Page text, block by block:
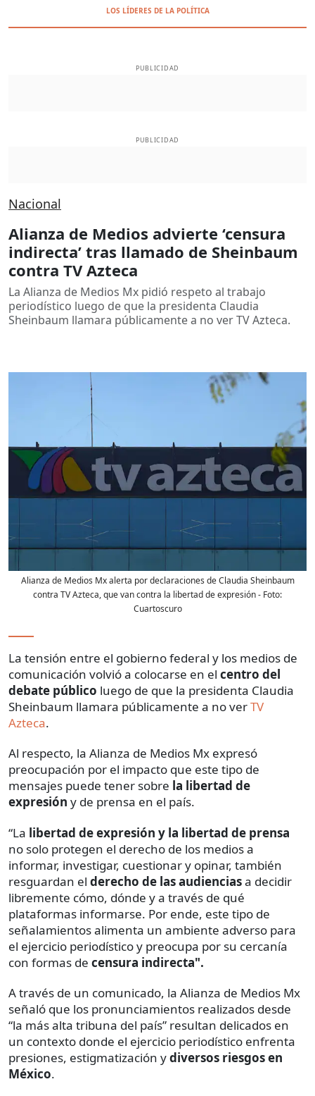
LOS LÍDERES DE LA POLÍTICA
PUBLICIDAD
PUBLICIDAD
Nacional
Alianza de Medios advierte ‘censura
indirecta’ tras llamado de Sheinbaum
contra TV Azteca
La Alianza de Medios Mx pidió respeto al trabajo
periodístico luego de que la presidenta Claudia
Sheinbaum llamara públicamente a no ver TV Azteca.
Alianza de Medios Mx alerta por declaraciones de Claudia Sheinbaum
contra TV Azteca, que van contra la libertad de expresión- Foto:
Cuartoscuro
La tensión entre el gobierno federal y los medios de
comunicación volvió a colocarse en el centro del
debate público luego de que la presidenta Claudia
Sheinbaum llamara públicamente a no verTV
Azteca.
Al respecto, la Alianza de Medios Mx expresó
preocupación por el impacto que este tipo de
mensajes puede tener sobre la libertad de
expresión y de prensa en el país.
“La libertad de expresión y la libertad de prensa
no solo protegen el derecho de los medios a
informar, investigar, cuestionar y opinar, también
resguardan el derecho de las audienciasa decidir
libremente cómo, dónde y a través de qué
plataformas informarse. Por ende, este tipo de
señalamientos alimenta un ambiente adverso para
el ejercicio periodístico y preocupa por su cercanía
con formas de censura indirecta".
A través de un comunicado, la Alianza de Medios Mx
señaló que los pronunciamientos realizados desde
“la más alta tribuna del país” resultan delicados en
un contexto donde el ejercicio periodístico enfrenta
presiones, estigmatización ydiversos riesgos en
México.